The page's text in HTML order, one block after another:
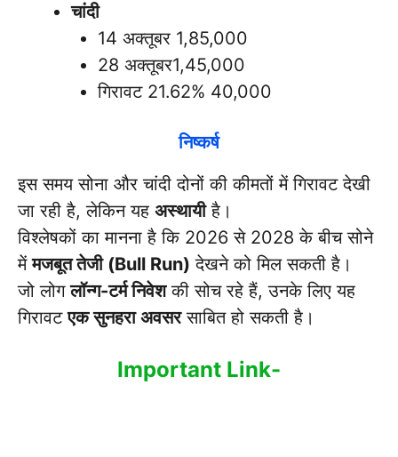
चांदी
14 अक्तूबर 1,85,000
28 अक्तूबर1,45,000
गिरावट 21.62% 40,000
निष्कर्ष
इस समय सोना और चांदी दोनों की कीमतों में गिरावट देखी
जा रही है, लेकिन यह अस्थायीहै।
विश्लेषकों का मानना है कि 2026 से 2028 के बीच सोने
मेंमजबूत तेजी (Bull Run) देखने को मिल सकती है।
जो लोगलॉन्ग-टर्म निवेशकी सोच रहे हैं, उनके लिए यह
गिरावटएक सुनहरा अवसरसाबित हो सकती है।
Important Link-